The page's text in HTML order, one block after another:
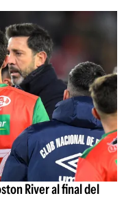
River al final del